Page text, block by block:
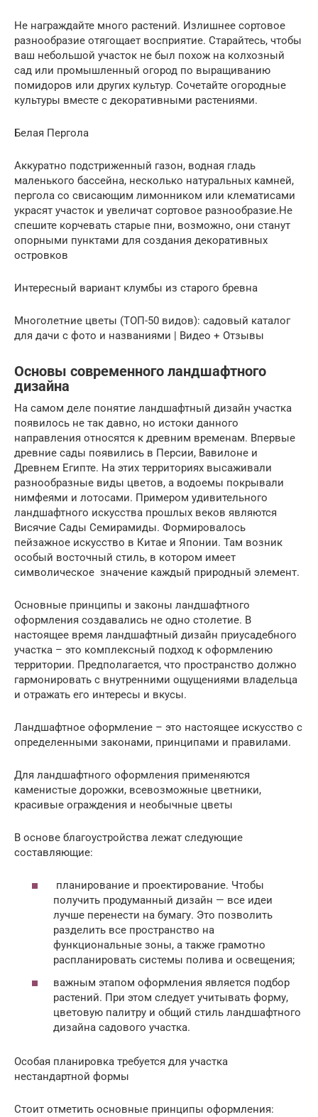
Не награждайте много растений. Излишнее сортовое
разнообразие отягощает восприятие. Старайтесь, чтобы
ваш небольшой участок не был похож на колхозный
сад или промышленный огород по выращиванию
помидоров или других культур. Сочетайте огородные
культуры вместе с декоративными растениями.
Белая Пергола
Аккуратно подстриженный газон, водная гладь
маленького бассейна, несколько натуральных камней,
пергола со свисающим лимонником или клематисами
украсят участок и увеличат сортовое разнообразие.Не
спешите корчевать старые пни, возможно, они станут
опорными пунктами для создания декоративных
островков
Интересный вариант клумбы из старого бревна
Многолетние цветы (ТОП-50 видов): садовый каталог
для дачи с фото и названиями | Видео + Отзывы
Основы современного ландшафтного
дизайна
На самом деле понятие ландшафтный дизайн участка
появилось не так давно, но истоки данного
направления относятся к древним временам. Впервые
древние сады появились в Персии, Вавилоне и
Древнем Египте. На этих территориях высаживали
разнообразные виды цветов, а водоемы покрывали
нимфеями и лотосами. Примером удивительного
ландшафтного искусства прошлых веков являются
Висячие Сады Семирамиды. Формировалось
пейзажное искусство в Китае и Японии. Там возник
особый восточный стиль, в котором имеет
символическое значение каждый природный элемент.
Основные принципы и законы ландшафтного
оформления создавались не одно столетие. В
настоящее время ландшафтный дизайн приусадебного
участка – это комплексный подход к оформлению
территории. Предполагается, что пространство должно
гармонировать с внутренними ощущениями владельца
и отражать его интересы и вкусы.
Ландшафтное оформление – это настоящее искусство с
определенными законами, принципами и правилами.
Для ландшафтного оформления применяются
каменистые дорожки, всевозможные цветники,
красивые ограждения и необычные цветы
В основе благоустройства лежат следующие
составляющие:
планирование и проектирование. Чтобы
получить продуманный дизайн — все идеи
лучше перенести на бумагу. Это позволить
разделить все пространство на
функциональные зоны, а также грамотно
распланировать системы полива и освещения;
важным этапом оформления является подбор
растений. При этом следует учитывать форму,
цветовую палитру и общий стиль ландшафтного
дизайна садового участка.
Особая планировка требуется для участка
нестандартной формы
Стоит отметить основные принципы оформления: